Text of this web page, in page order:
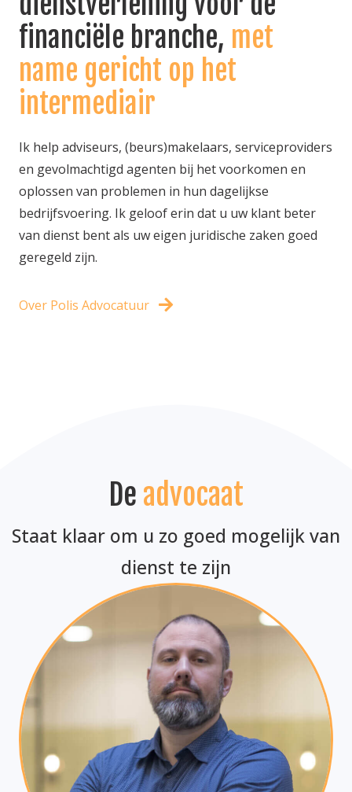
financiële branche, met
name gericht op het
intermediair
Ik help adviseurs, (beurs)makelaars, serviceproviders
en gevolmachtigd agenten bij het voorkomen en
oplossen van problemen in hun dagelijkse
bedrijfsvoering. Ik geloof erin dat u uw klant beter
van dienst bent als uw eigen juridische zaken goed
geregeld zijn.
Over Polis Advocatuur
De advocaat
Staat klaar om u zo goed mogelijk van
dienst te zijn